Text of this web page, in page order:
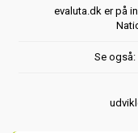
evaluta.dk er på
Se også: